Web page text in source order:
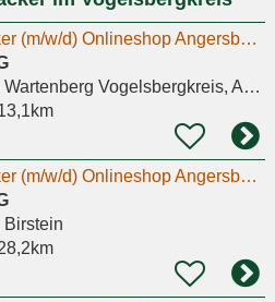
Sachb./Packer (m/w/d) Onlineshop Angersbach (Mini-Job)
Vogelsbergkreis, Angersbach
Sachb./Packer (m/w/d) Onlineshop Angersbach (Mini-Job)